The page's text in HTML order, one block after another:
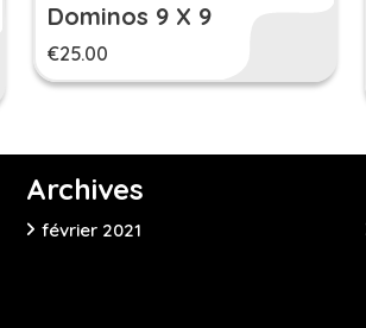
Dominos 9 X 9
€25.00
Archives
février 2021